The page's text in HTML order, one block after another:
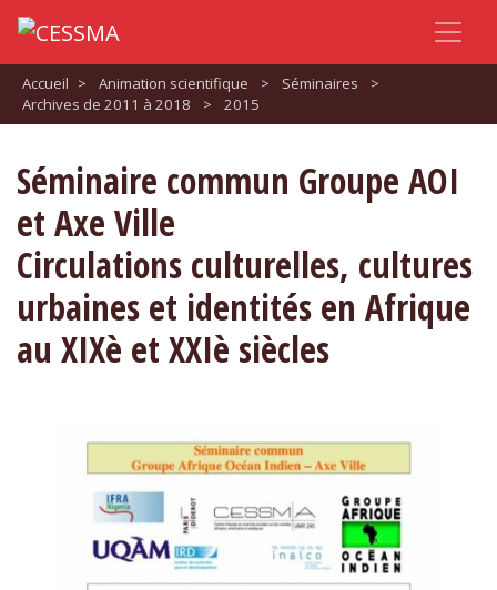
Accueil > Animation scientifique > Séminaires
>
Archives de 2011 à 2018
> 2015
Séminaire commun Groupe AOI
et Axe Ville
Circulations culturelles, cultures
urbaines et identités en Afrique
au XIXè et XXIè siècles